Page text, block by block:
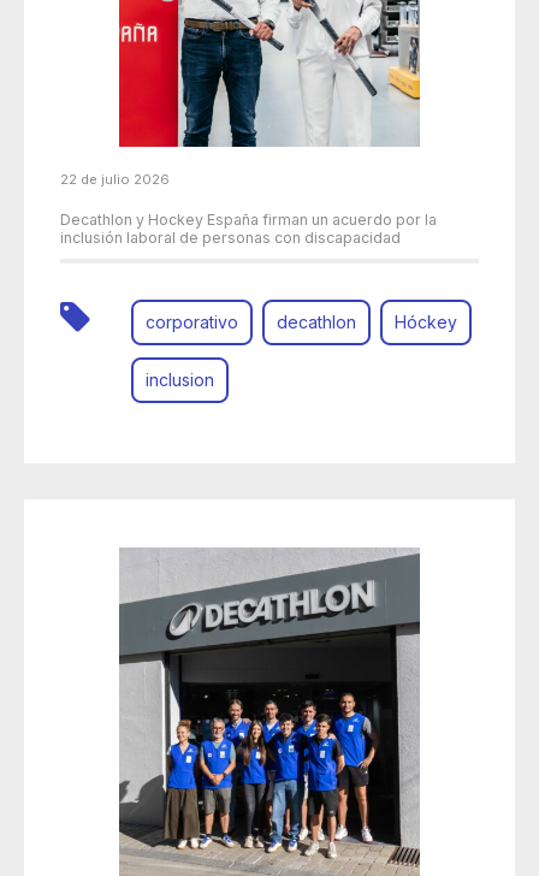
22 de julio 2026
Decathlon y Hockey España firman un acuerdo por la
inclusión laboral de personas con discapacidad
corporativo decathlon Hóckey
inclusion